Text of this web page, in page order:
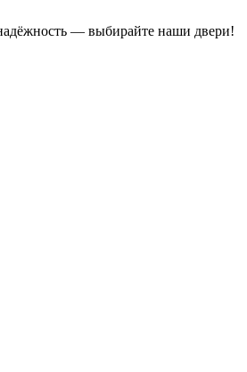
— выбирайте наши двери!